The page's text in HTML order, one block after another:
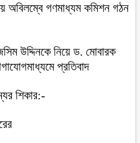
অবিলম্বে গণমাধ্যম কমিশন গঠন
উদ্দিনকে নিয়ে ড. মোবারক
প্রতিবাদ
শিকার:-